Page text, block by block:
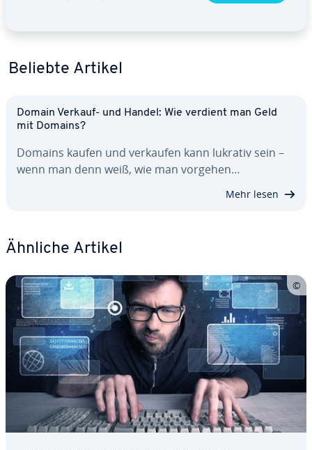
Beliebte Artikel
Domain Verkauf- und Handel: Wie verdient man Geld
mit Domains?
Domains kaufen und verkaufen kann lukrativ sein –
wenn man denn weiß, wie man vorgehen…
Mehr lesen
Ähnliche Artikel